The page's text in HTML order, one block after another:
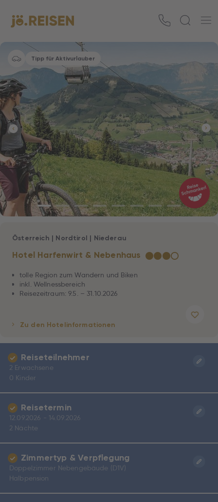
Tipp für Aktivurlauber
Hotel Harfenwirt & Nebenhaus ★★★☆
Österreich | Nordtirol | Niederau
tolle Region zum Wandern und Biken
inkl. Wellnessbereich
Reisezeitraum: 9.5. – 31.10.2026
Zu den Hotelinformationen
Reiseteilnehmer
2 Erwachsene
0 Kinder
Reisetermin
12.09.2026 - 14.09.2026
2 Nächte
Zimmertyp & Verpflegung
Doppelzimmer Nebengebäude (D1V)
Halbpension